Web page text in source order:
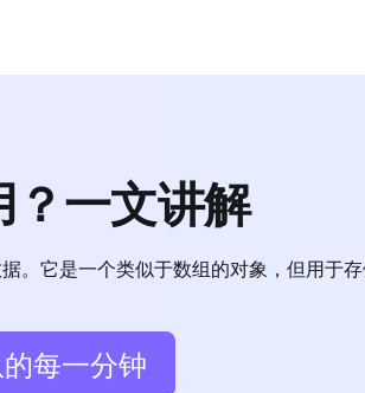
一文讲解
它是一个类似于数组的对象，但用于存
每一分钟